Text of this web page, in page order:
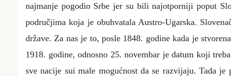
najmanje pogodio Srbe jer su bili najotporniji poput
područjima koja je obuhvatala Austro-Ugarska.
države. Za nas je to, posle 1848. godine kada je
1918. godine, odnosno 25. novembar je datum koji
sve nacije sui male mogućnost da se razvijaju. Tada